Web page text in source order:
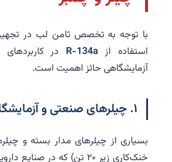
با توجه به تخصص ثامن لب در تجهیزات
استفاده از R-134aدر کاربردهای
آزمایشگاهی حائز اهمیت است.
بسیاری از چیلرهای مدار بسته و
خنک‌کاری زیر ۲۰ تن) که در صنایع